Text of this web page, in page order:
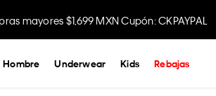
mayores $1,699 MXN Cupón: CKPAYPAL
Hombre Underwear Kids Rebajas